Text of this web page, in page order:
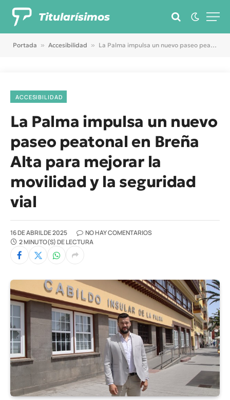
Titularísimos
Portada » Accesibilidad » La Palma impulsa un nuevo paseo peatonal en Breña Alta para mejorar la movilidad y la seguridad vial
ACCESIBILIDAD
La Palma impulsa un nuevo
paseo peatonal en Breña
Alta para mejorar la
movilidad y la seguridad
vial
16 DE ABRIL DE 2025
NO HAY COMENTARIOS
2 MINUTO(S) DE LECTURA